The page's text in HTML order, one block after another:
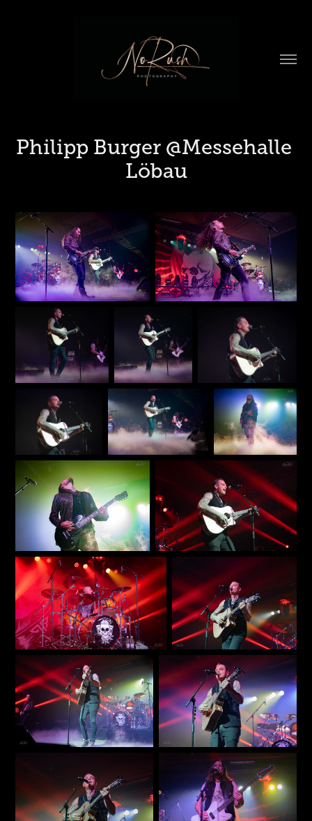
Philipp Burger @Messehalle
Löbau